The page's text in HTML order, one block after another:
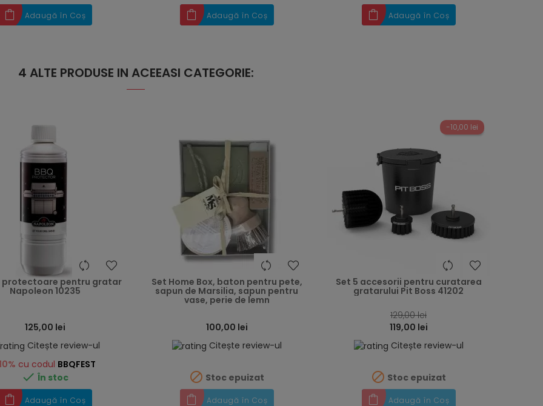
Adaugă în Coș Adaugă în Coș Adaugă în Coș
4 ALTE PRODUSE IN ACEEASI CATEGORIE:
heart
protectoare pentru gratar
Napoleon 10235
125,00 lei
Citește review-ul
cu codul BBQFEST
 În stoc
Adaugă în Coș
heart
Set Home Box, baton pentru pete,
sapun de Marsilia, sapun pentru
vase, perie de lemn
100,00 lei
Citește review-ul
 Stoc epuizat
Adaugă în Coș
-10,00 lei
heart
Set 5 accesorii pentru curatarea
gratarului Pit Boss 41202
129,00 lei
119,00 lei
Citește review-ul
 Stoc epuizat
Adaugă în Coș